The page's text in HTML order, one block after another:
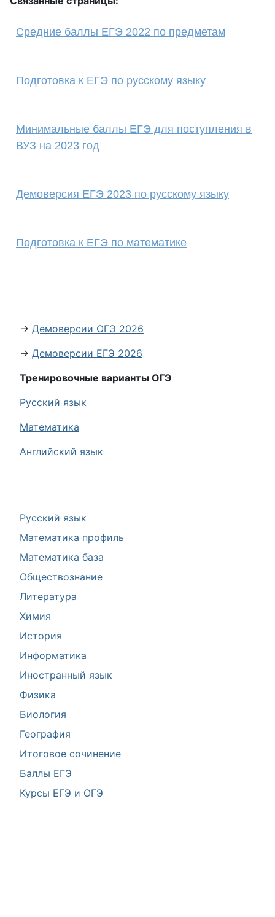
Русский язык
Математика профиль
Математика база
Обществознание
Литература
Химия
История
Информатика
Иностранный язык
Физика
Биология
География
Итоговое сочинение
Баллы ЕГЭ
Курсы ЕГЭ и ОГЭ
Средние баллы ЕГЭ 2022 по предметам
Подготовка к ЕГЭ по русскому языку
Минимальные баллы ЕГЭ для поступления в
ВУЗ на 2023 год
Демоверсия ЕГЭ 2023 по русскому языку
Подготовка к ЕГЭ по математике
→ Демоверсии ОГЭ 2026
→ Демоверсии ЕГЭ 2026
Тренировочные варианты ОГЭ
Русский язык
Математика
Английский язык